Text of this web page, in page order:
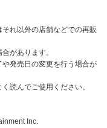
れ以外の店舗などでの再販
があります。
発売日の変更を行う場合が
読んでご使用ください。
Inc.